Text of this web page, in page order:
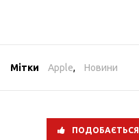
Мітки Apple, Новини
ПОДОБАЄТЬСЯ